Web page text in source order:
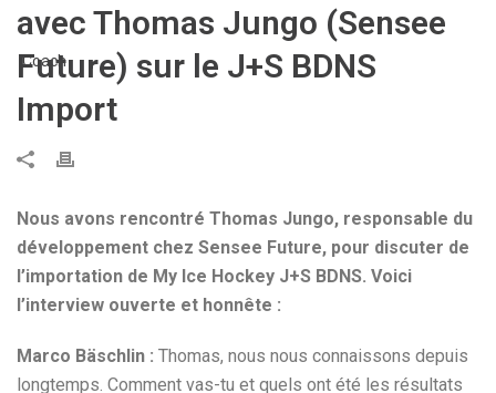
avec Thomas Jungo (Sensee
Future) sur le J+S BDNS
Import
Nous avons rencontré Thomas Jungo, responsable du
développement chez Sensee Future, pour discuter de
l’importation de My Ice Hockey J+S BDNS. Voici
l’interview ouverte et honnête :
Marco Bäschlin : Thomas, nous nous connaissons depuis
longtemps. Comment vas-tu et quels ont été les résultats